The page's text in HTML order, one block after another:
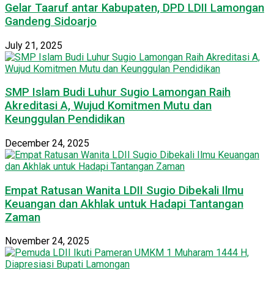
Gelar Taaruf antar Kabupaten, DPD LDII Lamongan
Gandeng Sidoarjo
July 21, 2025
SMP Islam Budi Luhur Sugio Lamongan Raih
Akreditasi A, Wujud Komitmen Mutu dan
Keunggulan Pendidikan
December 24, 2025
Empat Ratusan Wanita LDII Sugio Dibekali Ilmu
Keuangan dan Akhlak untuk Hadapi Tantangan
Zaman
November 24, 2025